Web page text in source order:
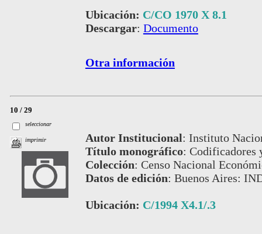
Ubicación: C/CO 1970 X 8.1
Descargar: Documento
Otra información
10 / 29
seleccionar
imprimir Autor Institucional: Instituto
Título monográfico: Codificadores
Colección: Censo Nacional
Datos de edición: Buenos Aires:
Ubicación: C/1994 X4.1/.3